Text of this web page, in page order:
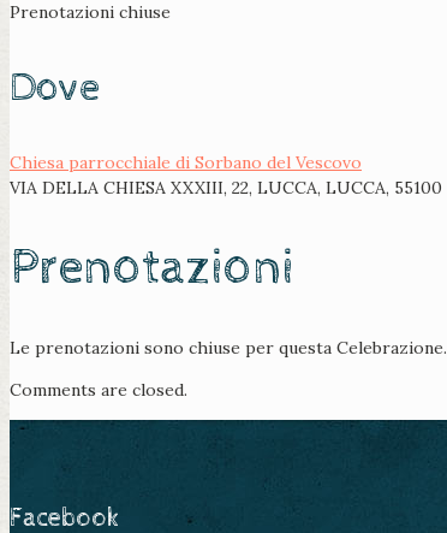
Prenotazioni chiuse
Dove
Chiesa parrocchiale di Sorbano del Vescovo
VIA DELLA CHIESA XXXIII, 22, LUCCA, LUCCA, 55100
Prenotazioni
Le prenotazioni sono chiuse per questa Celebrazione.
Comments are closed.
Facebook